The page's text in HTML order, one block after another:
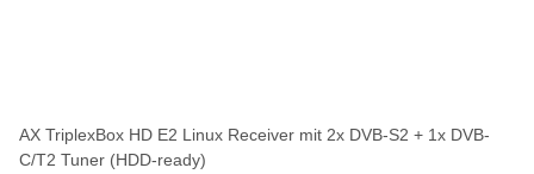
AX TriplexBox HD E2 Linux Receiver mit 2x DVB-S2 + 1x DVB-
C/T2 Tuner (HDD-ready)